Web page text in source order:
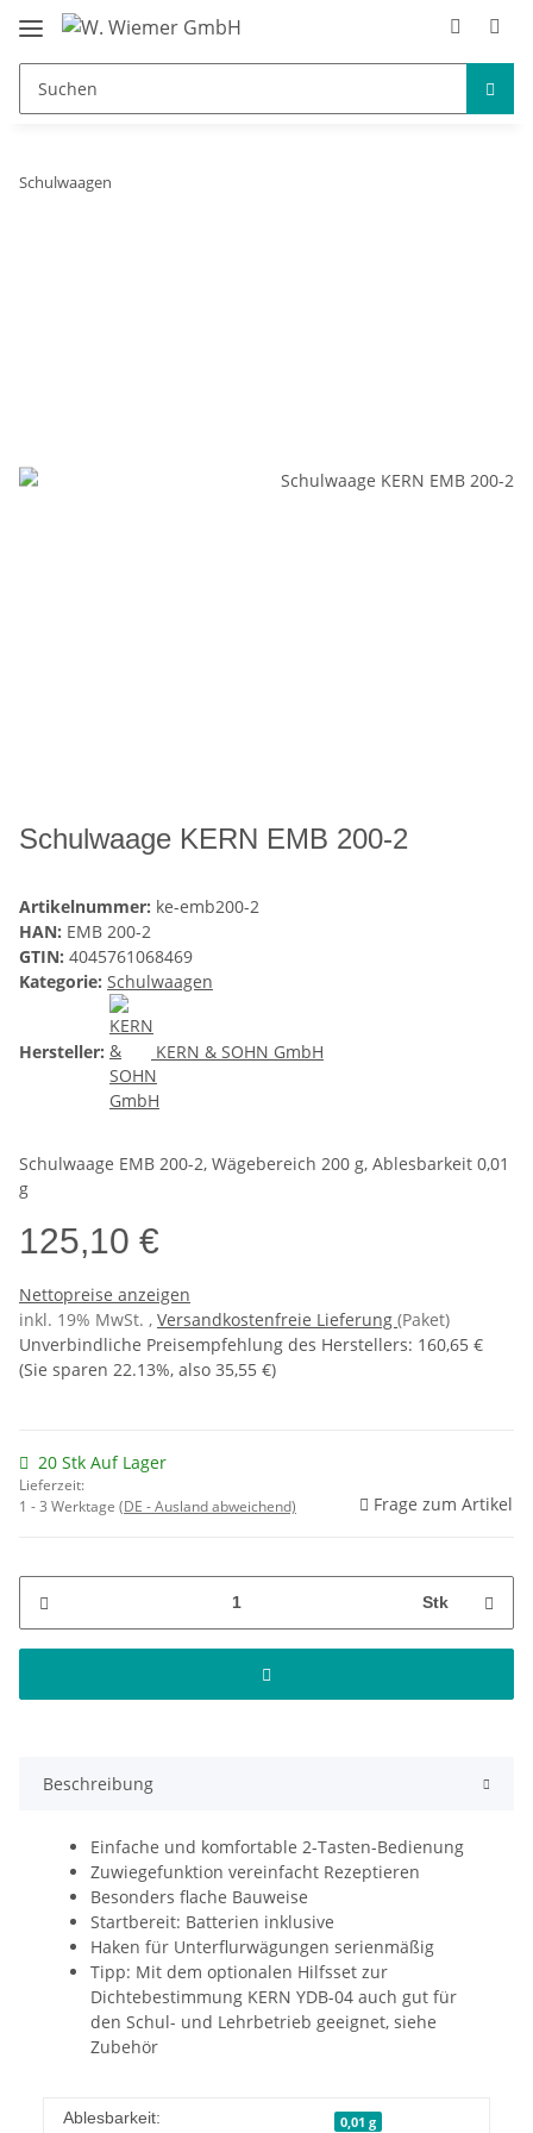
Schulwaagen
Schulwaage KERN EMB 200-2
Artikelnummer: ke-emb200-2
HAN: EMB 200-2
GTIN: 4045761068469
Kategorie: Schulwaagen
Hersteller: KERN & SOHN GmbH
Schulwaage EMB 200-2, Wägebereich 200 g, Ablesbarkeit 0,01
g
125,10 €
Nettopreise anzeigen
inkl. 19% MwSt. , Versandkostenfreie Lieferung (Paket)
Unverbindliche Preisempfehlung des Herstellers: 160,65 €
(Sie sparen 22.13%, also 35,55 €)
20 Stk Auf Lager
Lieferzeit:
1 - 3 Werktage (DE - Ausland abweichend) Frage zum Artikel
Stk
Beschreibung
Einfache und komfortable 2-Tasten-Bedienung
Zuwiegefunktion vereinfacht Rezeptieren
Besonders flache Bauweise
Startbereit: Batterien inklusive
Haken für Unterflurwägungen serienmäßig
Tipp: Mit dem optionalen Hilfsset zur
Dichtebestimmung KERN YDB-04 auch gut für
den Schul- und Lehrbetrieb geeignet, siehe
Zubehör
Ablesbarkeit: 0,01 g